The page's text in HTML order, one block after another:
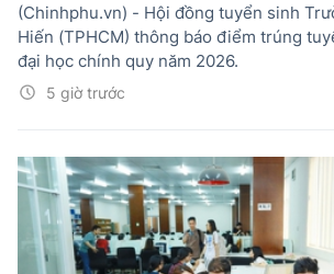
5 giờ trước
(Chinhphu.vn) - Hội đồng tuyển sinh
Hiến (TPHCM) thông báo điểm trúng
đại học chính quy năm 2026.